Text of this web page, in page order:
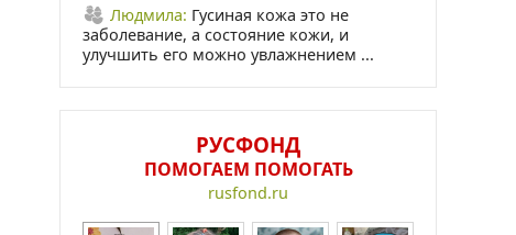
Людмила: Гусиная кожа это не
заболевание, а состояние кожи, и
улучшить его можно увлажнением ...
РУСФОНД
ПОМОГАЕМ ПОМОГАТЬ
rusfond.ru